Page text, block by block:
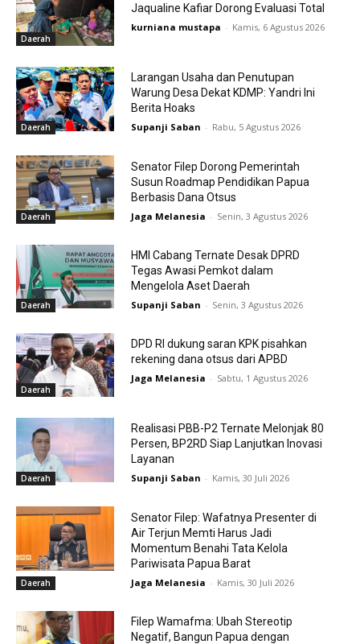
Daerah
Jaqualine Kafiar Dorong Evaluasi Total
kurniana mustapa - Kamis, 6 Agustus 2026
Daerah
Larangan Usaha dan Penutupan
Warung Desa Dekat KDMP: Yandri Ini
Berita Hoaks
Supanji Saban - Rabu, 5 Agustus 2026
Daerah
Senator Filep Dorong Pemerintah
Susun Roadmap Pendidikan Papua
Berbasis Dana Otsus
Jaga Melanesia - Senin, 3 Agustus 2026
Daerah
HMI Cabang Ternate Desak DPRD
Tegas Awasi Pemkot dalam
Mengelola Aset Daerah
Supanji Saban - Senin, 3 Agustus 2026
Daerah
DPD RI dukung saran KPK pisahkan
rekening dana otsus dari APBD
Jaga Melanesia - Sabtu, 1 Agustus 2026
Daerah
Realisasi PBB-P2 Ternate Melonjak 80
Persen, BP2RD Siap Lanjutkan Inovasi
Layanan
Supanji Saban - Kamis, 30 Juli 2026
Daerah
Senator Filep: Wafatnya Presenter di
Air Terjun Memti Harus Jadi
Momentum Benahi Tata Kelola
Pariwisata Papua Barat
Jaga Melanesia - Kamis, 30 Juli 2026
Filep Wamafma: Ubah Stereotip
Negatif, Bangun Papua dengan